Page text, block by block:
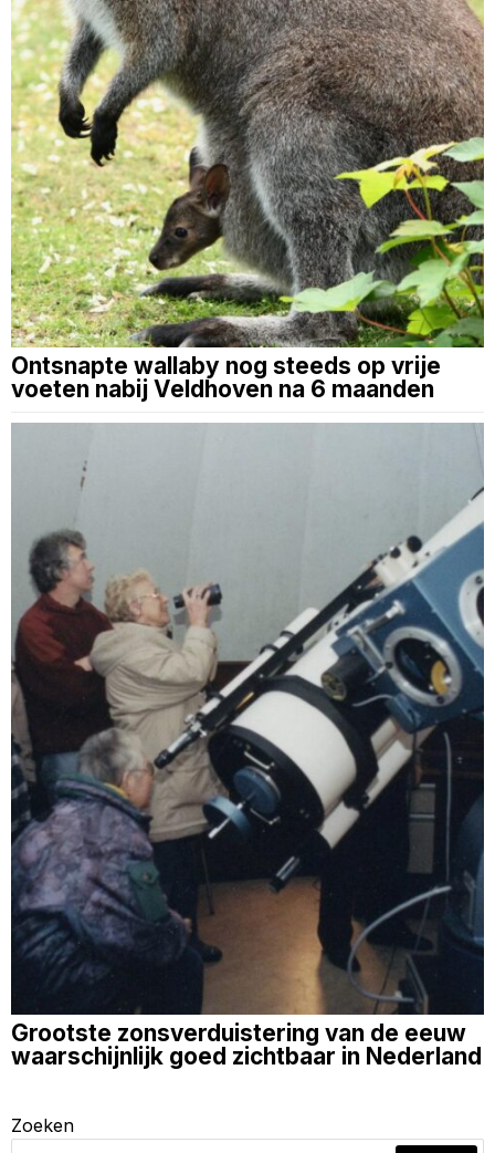
Ontsnapte wallaby nog steeds op vrije
voeten nabij Veldhoven na 6 maanden
Grootste zonsverduistering van de eeuw
waarschijnlijk goed zichtbaar in Nederland
Zoeken